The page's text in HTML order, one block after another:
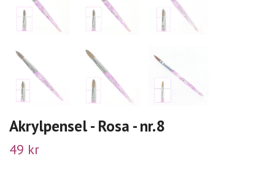
Akrylpensel - Rosa - nr.8
49 kr